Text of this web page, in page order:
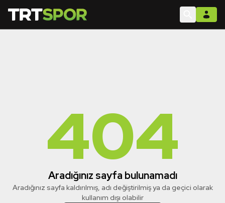
404
Aradığınız sayfa bulunamadı
Aradığınız sayfa kaldırılmış, adı değiştirilmiş ya da geçici olarak
kullanım dışı olabilir